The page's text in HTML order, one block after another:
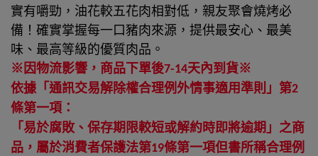
實有嚼勁，油花較五花肉相對低，親友聚會燒烤必
備！確實掌握每一口豬肉來源，提供最安心、最美
味、最高等級的優質肉品。
※因物流影響，商品下單後7-14天內到貨※
依據「通訊交易解除權合理例外情事適用準則」第2
條第一項：
「易於腐敗、保存期限較短或解約時即將逾期」之商
品，屬於消費者保護法第19條第一項但書所稱合理例